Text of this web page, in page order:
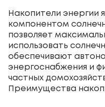
Накопители энергии
компонентом
позволяет
использовать
обеспечивают
энергоснабжения и
частных
Преимущества